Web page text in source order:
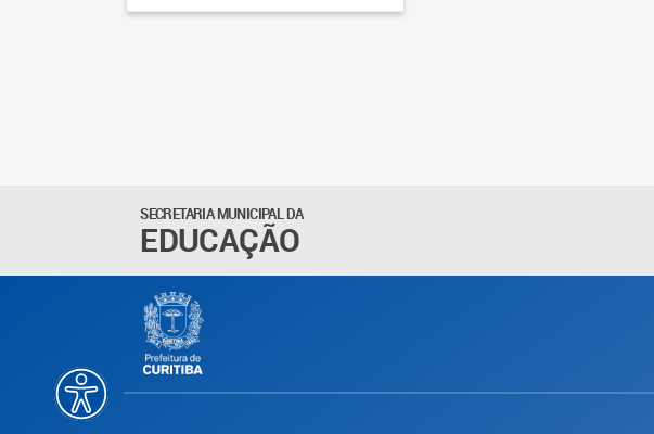
SECRETARIA MUNICIPAL DA
EDUCAÇÃO